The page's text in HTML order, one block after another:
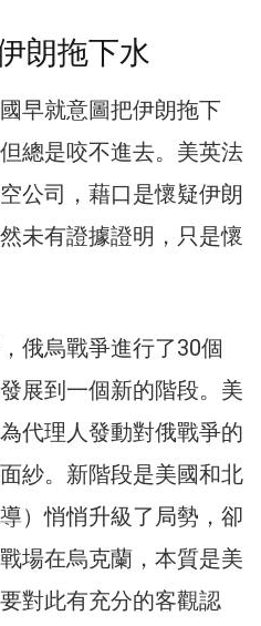
朗拖下水
早就意圖把伊朗拖下
總是咬不進去。美英法
公司，藉口是懷疑伊朗
未有證據證明，只是懷
俄烏戰爭進行了30個
展到一個新的階段。美
代理人發動對俄戰爭的
紗。新階段是美國和北
）悄悄升級了局勢，卻
場在烏克蘭，本質是美
對此有充分的客觀認